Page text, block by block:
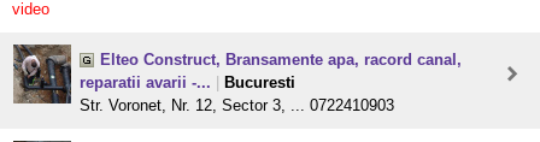
video
Elteo Construct, Bransamente apa, racord canal,
reparatii avarii -...
Bucuresti
Str. Voronet, Nr. 12, Sector 3, ... 0722410903